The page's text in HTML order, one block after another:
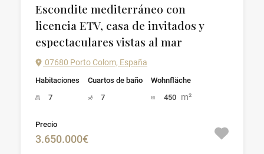
Escondite mediterráneo con
licencia ETV, casa de invitados y
espectaculares vistas al mar
07680 Porto Colom, España
Habitaciones
7
Cuartos de baño
7
Wohnfläche
450 m²
Precio
3.650.000€